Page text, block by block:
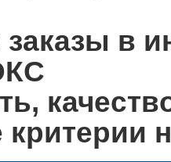
в
критерии